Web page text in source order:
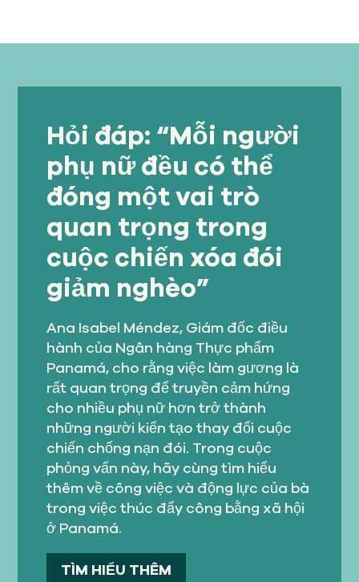
Hỏi đáp: “Mỗi người
phụ nữ đều có thể
đóng một vai trò
quan trọng trong
cuộc chiến xóa đói
giảm nghèo”
Ana Isabel Méndez, Giám đốc điều
hành của Ngân hàng Thực phẩm
Panamá, cho rằng việc làm gương là
rất quan trọng để truyền cảm hứng
cho nhiều phụ nữ hơn trở thành
những người kiến tạo thay đổi cuộc
chiến chống nạn đói. Trong cuộc
phỏng vấn này, hãy cùng tìm hiểu
thêm về công việc và động lực của bà
trong việc thúc đẩy công bằng xã hội
ở Panamá.
TÌM HIỂU THÊM